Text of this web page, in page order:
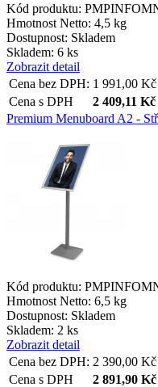
Kód produktu:
Hmotnost Netto: 4,5 kg
Dostupnost: Skladem
Skladem: 6 ks
Zobrazit detail
Cena bez DPH: 1 991,00 Kč
Cena s DPH
2 409,11 Kč
Premium Menuboard A2 -
Kód produktu:
Hmotnost Netto: 6,5 kg
Dostupnost: Skladem
Skladem: 2 ks
Zobrazit detail
Cena bez DPH: 2 390,00 Kč
Cena s DPH
2 891,90 Kč